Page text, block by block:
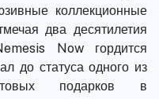
коллекционные
два десятилетия
Now гордится
до статуса одного из
подарков в